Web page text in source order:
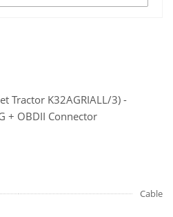
Tractor K32AGRIALL/3) -
+ OBDII Connector
Cable